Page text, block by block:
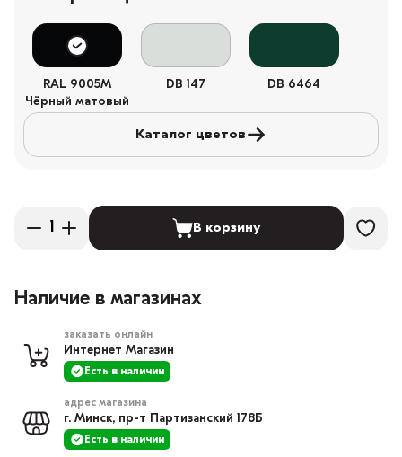
RAL 9005M
Чёрный матовый
DB 147 DB 6464
Каталог цветов
В корзину
Наличие в магазинах
заказать онлайн
Интернет Магазин
Есть в наличии
адрес магазина
г. Минск, пр-т Партизанский 178Б
Есть в наличии